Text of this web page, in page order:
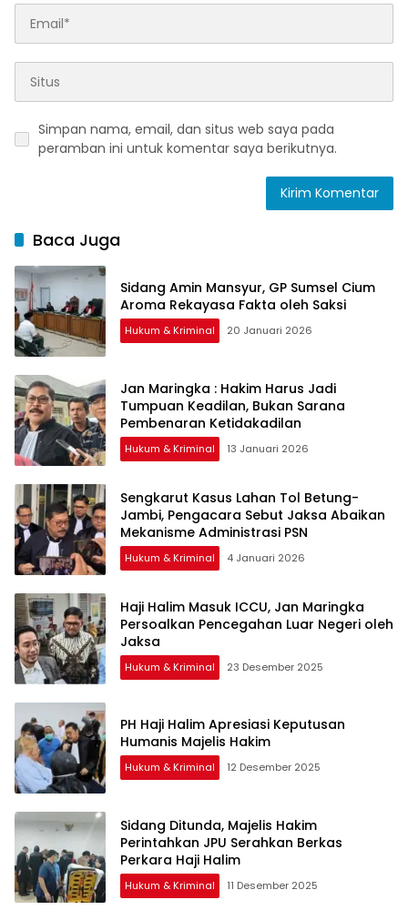
Simpan nama, email, dan situs web saya pada
peramban ini untuk komentar saya berikutnya.
Baca Juga
Sidang Amin Mansyur, GP Sumsel Cium
Aroma Rekayasa Fakta oleh Saksi
Hukum & Kriminal 20 Januari 2026
Jan Maringka : Hakim Harus Jadi
Tumpuan Keadilan, Bukan Sarana
Pembenaran Ketidakadilan
Hukum & Kriminal 13 Januari 2026
Sengkarut Kasus Lahan Tol Betung-
Jambi, Pengacara Sebut Jaksa Abaikan
Mekanisme Administrasi PSN
Hukum & Kriminal 4 Januari 2026
Haji Halim Masuk ICCU, Jan Maringka
Persoalkan Pencegahan Luar Negeri oleh
Jaksa
Hukum & Kriminal 23 Desember 2025
PH Haji Halim Apresiasi Keputusan
Humanis Majelis Hakim
Hukum & Kriminal 12 Desember 2025
Sidang Ditunda, Majelis Hakim
Perintahkan JPU Serahkan Berkas
Perkara Haji Halim
Hukum & Kriminal 11 Desember 2025